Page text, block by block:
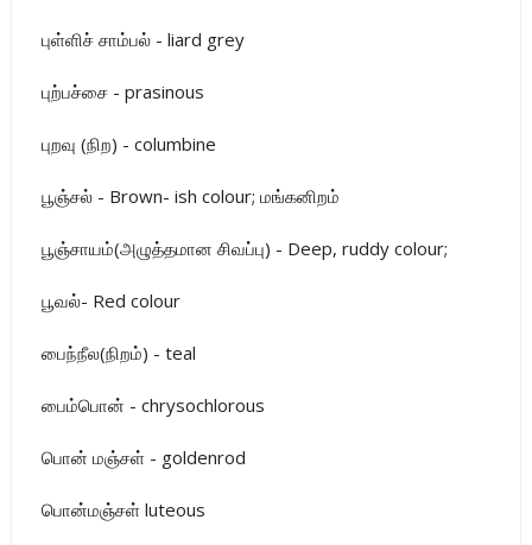
புள்ளிச் சாம்பல் - liard grey
புற்பச்சை - prasinous
புறவு (நிற) - columbine
பூஞ்சல் - Brown- ish colour; மங்கனிறம்
பூஞ்சாயம்(அழுத்தமான சிவப்பு) - Deep, ruddy colour;
பூவல்- Red colour
பைந்நீல(நிறம்) - teal
பைம்பொன் - chrysochlorous
பொன் மஞ்சள் - goldenrod
பொன்மஞ்சள் luteous